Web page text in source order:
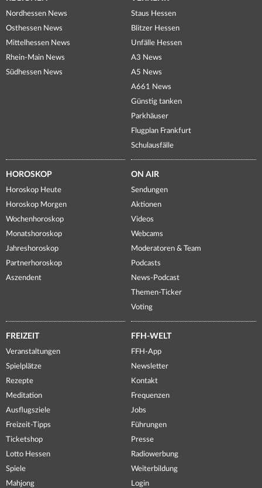
Nordhessen News
Osthessen News
Mittelhessen News
Rhein-Main News
Südhessen News
Staus Hessen
Blitzer Hessen
Unfälle Hessen
A3 News
A5 News
A661 News
Günstig tanken
Parkhäuser
Flugplan Frankfurt
Schulausfälle
HOROSKOP
Horoskop Heute
Horoskop Morgen
Wochenhoroskop
Monatshoroskop
Jahreshoroskop
Partnerhoroskop
Aszendent
ON AIR
Sendungen
Aktionen
Videos
Webcams
Moderatoren & Team
Podcasts
News-Podcast
Themen-Ticker
Voting
FREIZEIT
Veranstaltungen
Spielplätze
Rezepte
Meditation
Ausflugsziele
Freizeit-Tipps
Ticketshop
Lotto Hessen
Spiele
Mahjong
FFH-WELT
FFH-App
Newsletter
Kontakt
Frequenzen
Jobs
Führungen
Presse
Radiowerbung
Weiterbildung
Login